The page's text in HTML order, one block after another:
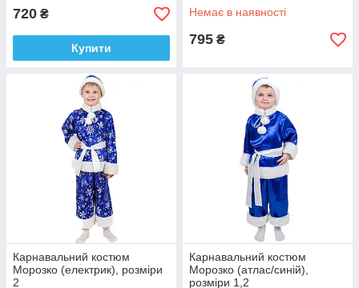
720 ₴
Купити
Немає в наявності
795 ₴
Карнавальний костюм
Морозко (електрик), розміри
2
Карнавальний костюм
Морозко (атлас/синій),
розміри 1,2